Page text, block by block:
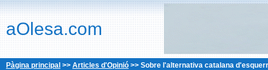
aOlesa.com
Pàgina principal >> Articles d'Opinió >> Sobre l'alternativa catalana